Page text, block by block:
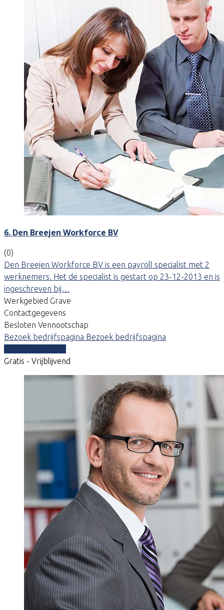
6. Den Breejen Workforce BV
(0)
Den Breejen Workforce BV is een payroll specialist met 2
werknemers. Het de specialist is gestart op 23-12-2013 en is
ingeschreven bij…
Werkgebied Grave
Contactgegevens
Besloten Vennootschap
Bezoek bedrijfspagina Bezoek bedrijfspagina
Gratis - Vrijblijvend